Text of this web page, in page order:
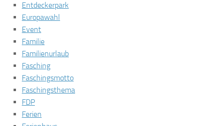
Entdeckerpark
Europawahl
Event
Familie
Familienurlaub
Fasching
Faschingsmotto
Faschingsthema
FDP
Ferien